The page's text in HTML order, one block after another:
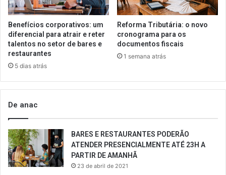
Benefícios corporativos: um
diferencial para atrair e reter
talentos no setor de bares e
restaurantes
5 dias atrás
Reforma Tributária: o novo
cronograma para os
documentos fiscais
1 semana atrás
De anac
BARES E RESTAURANTES PODERÃO
ATENDER PRESENCIALMENTE ATÉ 23H A
PARTIR DE AMANHÃ
23 de abril de 2021